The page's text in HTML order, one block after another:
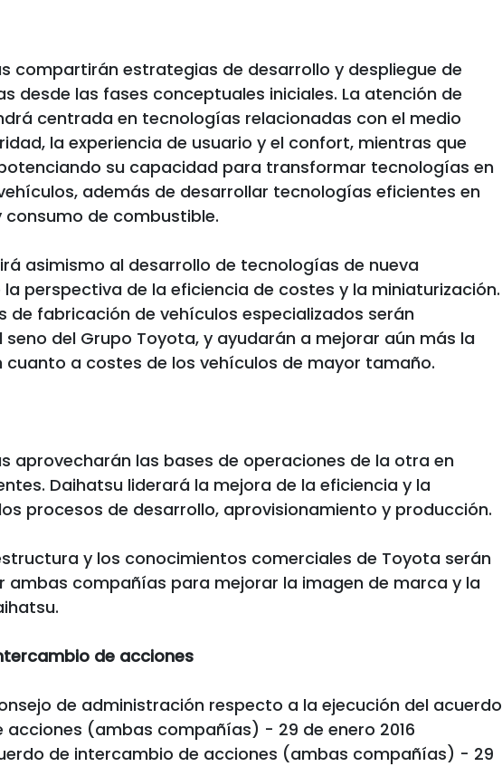
compartirán estrategias de desarrollo y despliegue de
desde las fases conceptuales iniciales. La atención de
centrada en tecnologías relacionadas con el medio
la experiencia de usuario y el confort, mientras que
su capacidad para transformar tecnologías en
además de desarrollar tecnologías eficientes en
de combustible.
asimismo al desarrollo de tecnologías de nueva
perspectiva de la eficiencia de costes y la miniaturización.
de fabricación de vehículos especializados serán
del Grupo Toyota, y ayudarán a mejorar aún más la
a costes de los vehículos de mayor tamaño.
aprovecharán las bases de operaciones de la otra en
Daihatsu liderará la mejora de la eficiencia y la
procesos de desarrollo, aprovisionamiento y producción.
y los conocimientos comerciales de Toyota serán
ambas compañías para mejorar la imagen de marca y la
de acciones
de administración respecto a la ejecución del acuerdo
acciones (ambas compañías) - 29 de enero 2016
de intercambio de acciones (ambas compañías) - 29